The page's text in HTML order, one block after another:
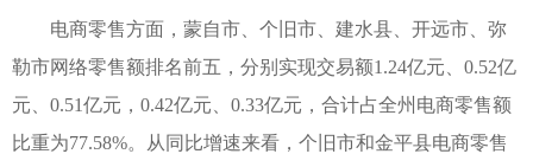
电商零售方面，蒙自市、个旧市、建水县、开远市、弥
勒市网络零售额排名前五，分别实现交易额1.24亿元、0.52亿
元、0.51亿元，0.42亿元、0.33亿元，合计占全州电商零售额
比重为77.58%。从同比增速来看，个旧市和金平县电商零售